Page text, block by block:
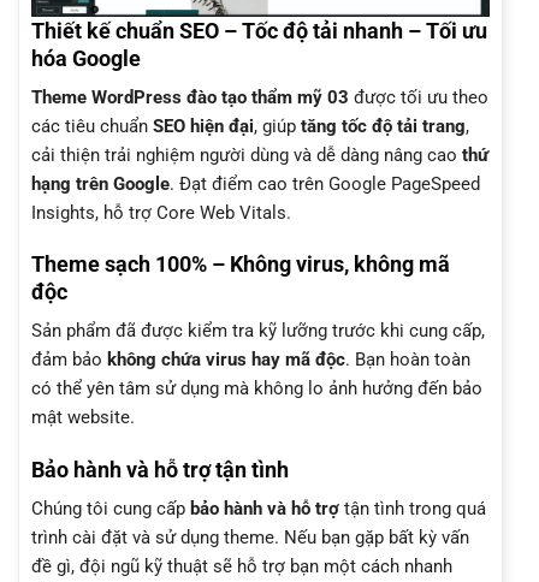
Thiết kế chuẩn SEO – Tốc độ tải nhanh – Tối ưu
hóa Google
Theme WordPress đào tạo thẩm mỹ 03 được tối ưu theo
các tiêu chuẩn SEO hiện đại, giúp tăng tốc độ tải trang,
cải thiện trải nghiệm người dùng và dễ dàng nâng cao thứ
hạng trên Google. Đạt điểm cao trên Google PageSpeed
Insights, hỗ trợ Core Web Vitals.
Theme sạch 100% – Không virus, không mã
độc
Sản phẩm đã được kiểm tra kỹ lưỡng trước khi cung cấp,
đảm bảo không chứa virus hay mã độc. Bạn hoàn toàn
có thể yên tâm sử dụng mà không lo ảnh hưởng đến bảo
mật website.
Bảo hành và hỗ trợ tận tình
Chúng tôi cung cấp bảo hành và hỗ trợ tận tình trong quá
trình cài đặt và sử dụng theme. Nếu bạn gặp bất kỳ vấn
đề gì, đội ngũ kỹ thuật sẽ hỗ trợ bạn một cách nhanh